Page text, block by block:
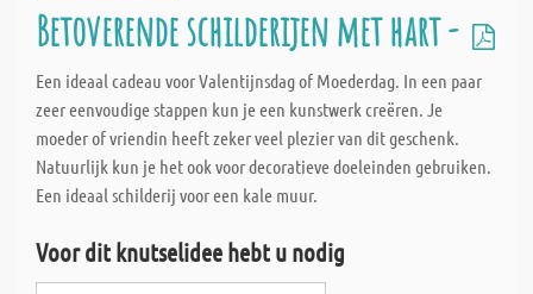
Betoverende schilderijen met hart -
Een ideaal cadeau voor Valentijnsdag of Moederdag. In een paar
zeer eenvoudige stappen kun je een kunstwerk creëren. Je
moeder of vriendin heeft zeker veel plezier van dit geschenk.
Natuurlijk kun je het ook voor decoratieve doeleinden gebruiken.
Een ideaal schilderij voor een kale muur.
Voor dit knutselidee hebt u nodig